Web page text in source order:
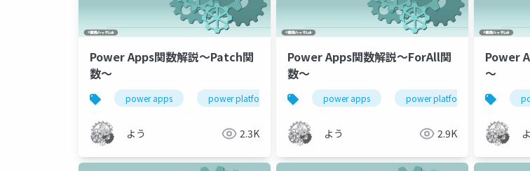
Power Apps関数解説～Patch関
数～
power apps power platform power app関数解説
よう 2.3K
Power Apps関数解説～ForAll関
数～
power apps power platform
よう 2.9K
Power
～